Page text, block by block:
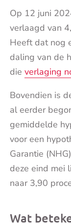
Op 12 juni
verlaagd van
Heeft dat nog
daling van de
die verlaging
Bovendien is
al eerder
gemiddelde
voor een
Garantie
deze eind mei
naar 3,90
Wat